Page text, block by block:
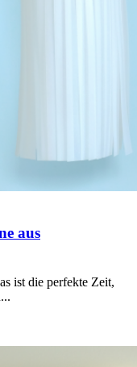
aus
ist die perfekte Zeit,